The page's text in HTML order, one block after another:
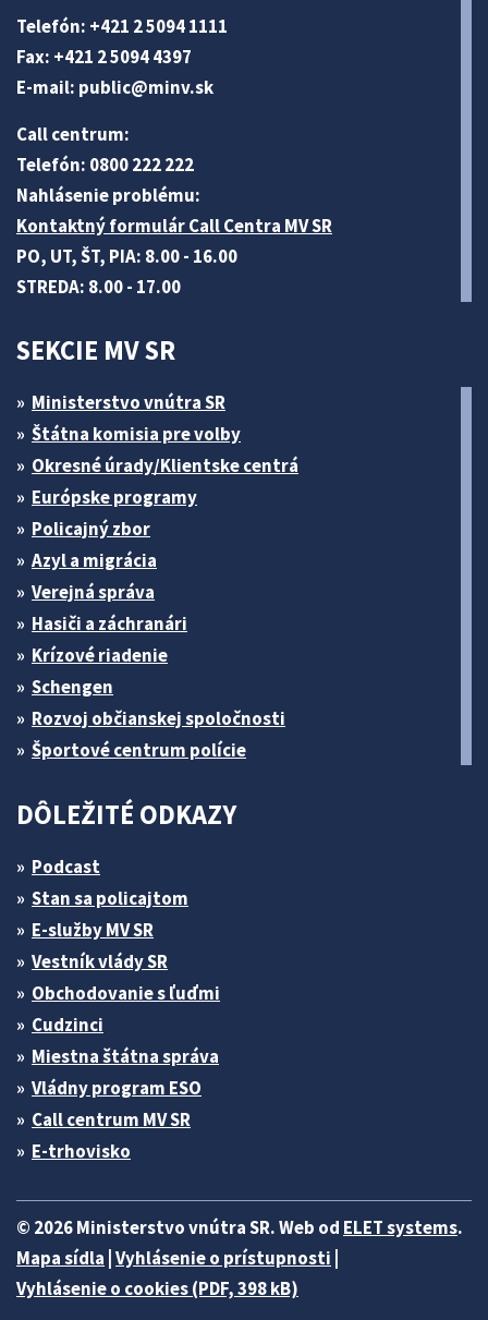
Telefón: +421 2 5094 1111
Fax: +421 2 5094 4397
E-mail: public@minv.sk
Call centrum:
Telefón: 0800 222 222
Nahlásenie problému:
Kontaktný formulár Call Centra MV SR
PO, UT, ŠT, PIA: 8.00 - 16.00
STREDA: 8.00 - 17.00
SEKCIE MV SR
Ministerstvo vnútra SR
Štátna komisia pre volby
Okresné úrady/Klientske centrá
Európske programy
Policajný zbor
Azyl a migrácia
Verejná správa
Hasiči a záchranári
Krízové riadenie
Schengen
Rozvoj občianskej spoločnosti
Športové centrum polície
DÔLEŽITÉ ODKAZY
Podcast
Stan sa policajtom
E-služby MV SR
Vestník vlády SR
Obchodovanie s ľuďmi
Cudzinci
Miestna štátna správa
Vládny program ESO
Call centrum MV SR
E-trhovisko
© 2026 Ministerstvo vnútra SR. Web od ELET systems.
Mapa sídla Vyhlásenie o prístupnosti
Vyhlásenie o cookies (PDF, 398 kB)